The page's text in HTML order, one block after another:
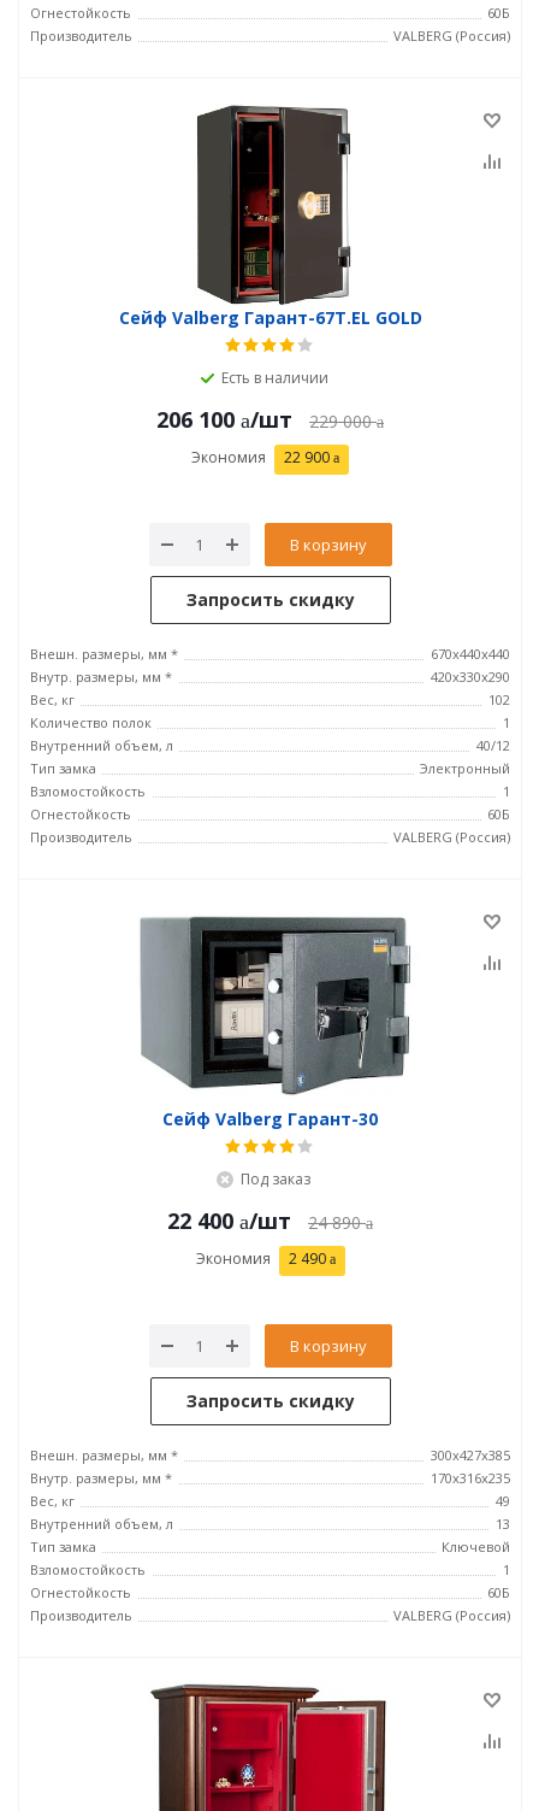
Огнестойкость
60Б
Производитель
VALBERG (Россия)
Сейф Valberg Гарант-67T.EL GOLD
Есть в наличии
206 100 /шт 229 000
Экономия 22 900
В корзину
Запросить скидку
Внешн. размеры, мм *
670x440x440
Внутр. размеры, мм *
420х330х290
Вес, кг
102
Количество полок
1
Внутренний объем, л
40/12
Тип замка
Электронный
Взломостойкость
1
Огнестойкость
60Б
Производитель
VALBERG (Россия)
Сейф Valberg Гарант-30
Под заказ
22 400 /шт 24 890
Экономия 2 490
В корзину
Запросить скидку
Внешн. размеры, мм *
300x427x385
Внутр. размеры, мм *
170x316x235
Вес, кг
49
Внутренний объем, л
13
Тип замка
Ключевой
Взломостойкость
1
Огнестойкость
60Б
Производитель
VALBERG (Россия)